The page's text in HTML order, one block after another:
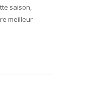
saison,
meilleur